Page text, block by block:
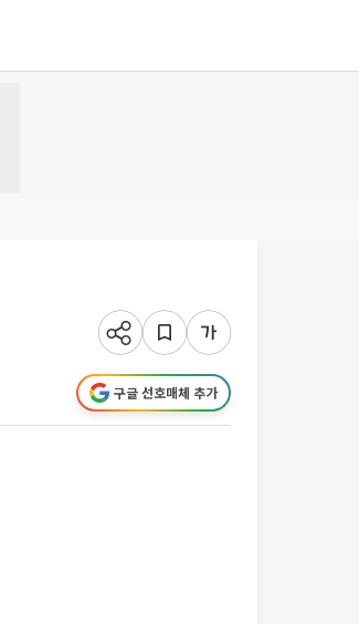
구글 선호매체 추가